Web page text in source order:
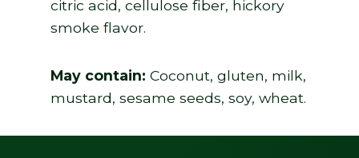
citric acid, cellulose fiber, hickory
smoke flavor.
May contain: Coconut, gluten, milk,
mustard, sesame seeds, soy, wheat.